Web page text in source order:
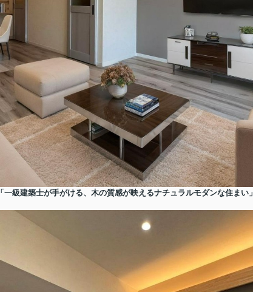
「一級建築士が手がける、木の質感が映えるナチュラルモダンな住まい」